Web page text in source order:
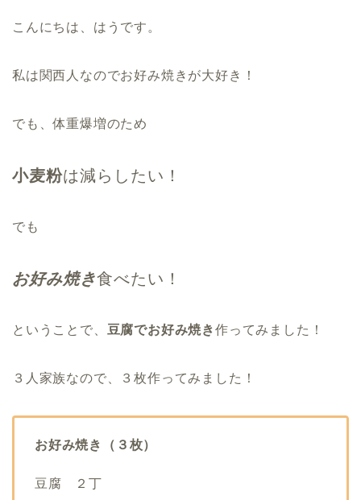
こんにちは、はうです。
私は関西人なのでお好み焼きが大好き！
でも、体重爆増のため
小麦粉は減らしたい！
でも
お好み焼き食べたい！
ということで、 豆腐でお好み焼き作ってみました！
３人家族なので、３枚作ってみました！
お好み焼き（３枚）
豆腐 ２丁